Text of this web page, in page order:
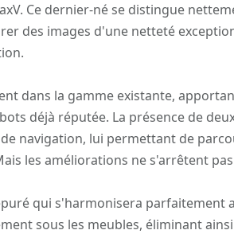
Ce dernier-né se distingue
des images d'une netteté
dans la gamme existante,
déjà réputée. La présence de
navigation, lui permettant de
les améliorations ne s'arrêtent
qui s'harmonisera parfaitement
sous les meubles, éliminant